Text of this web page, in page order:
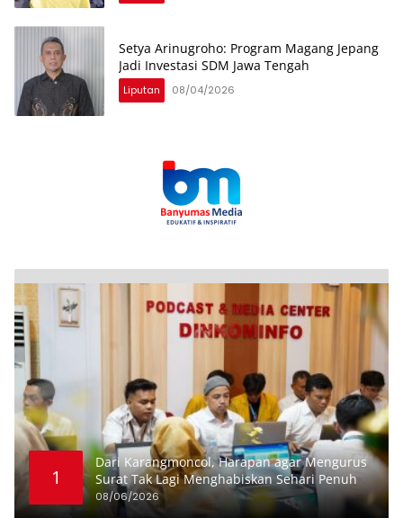
Setya Arinugroho: Program Magang Jepang
Jadi Investasi SDM Jawa Tengah
Liputan 08/04/2026
1
Dari Karangmoncol, Harapan agar Mengurus
Surat Tak Lagi Menghabiskan Sehari Penuh
08/06/2026